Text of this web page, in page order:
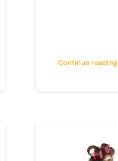
Continue reading